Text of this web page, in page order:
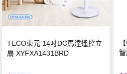
TECO東元 14吋DC馬達遙控立
扇 XYFXA1431BRD